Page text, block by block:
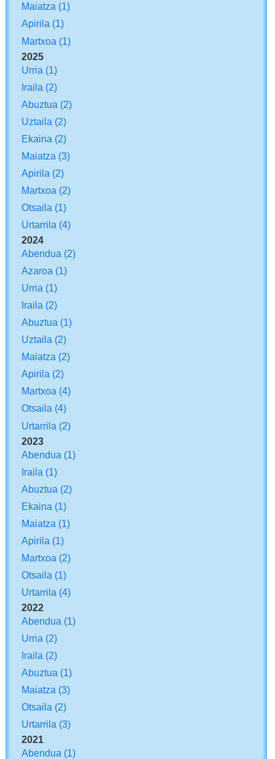
Maiatza (1)
Apirila (1)
Martxoa (1)
2025
Urria (1)
Iraila (2)
Abuztua (2)
Uztaila (2)
Ekaina (2)
Maiatza (3)
Apirila (2)
Martxoa (2)
Otsaila (1)
Urtarrila (4)
2024
Abendua (2)
Azaroa (1)
Urria (1)
Iraila (2)
Abuztua (1)
Uztaila (2)
Maiatza (2)
Apirila (2)
Martxoa (4)
Otsaila (4)
Urtarrila (2)
2023
Abendua (1)
Iraila (1)
Abuztua (2)
Ekaina (1)
Maiatza (1)
Apirila (1)
Martxoa (2)
Otsaila (1)
Urtarrila (4)
2022
Abendua (1)
Urria (2)
Iraila (2)
Abuztua (1)
Maiatza (3)
Otsaila (2)
Urtarrila (3)
2021
Abendua (1)